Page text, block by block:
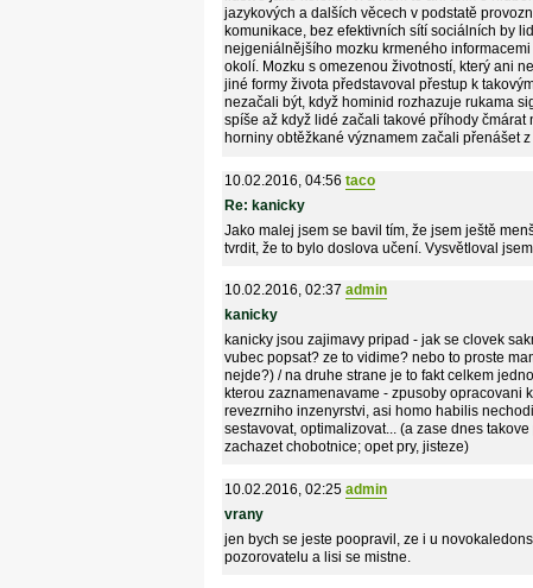
jazykových a dalších věcech v podstatě
komunikace, bez efektivních sítí sociálních by
nejgeniálnějšího mozku krmeného
okolí. Mozku s omezenou životností, který ani
jiné formy života představoval přestup k
nezačali být, když hominid rozhazuje rukama
spíše až když lidé začali takové příhody
horniny obtěžkané významem začali přenášet
10.02.2016, 04:56taco
Re: kanicky
Jako malej jsem se bavil tím, že jsem ještě
tvrdit, že to bylo doslova učení. Vysvětloval
10.02.2016, 02:37admin
kanicky
kanicky jsou zajimavy pripad - jak se clovek
vubec popsat? ze to vidime? nebo to proste
nejde?) / na druhe strane je to fakt celkem
kterou zaznamenavame - zpusoby opracovani
revezrniho inzenyrstvi, asi homo habilis
sestavovat, optimalizovat... (a zase dnes
zachazet chobotnice; opet pry, jisteze)
10.02.2016, 02:25admin
vrany
jen bych se jeste poopravil, ze i u
pozorovatelu a lisi se mistne.